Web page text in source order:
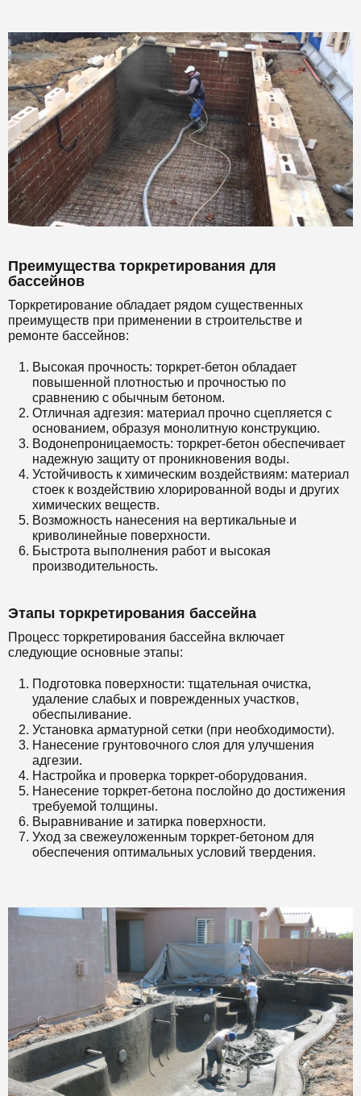
Преимущества торкретирования для
бассейнов
Торкретирование обладает рядом существенных
преимуществ при применении в строительстве и
ремонте бассейнов:
Высокая прочность: торкрет-бетон обладает
повышенной плотностью и прочностью по
сравнению с обычным бетоном.
Отличная адгезия: материал прочно сцепляется с
основанием, образуя монолитную конструкцию.
Водонепроницаемость: торкрет-бетон обеспечивает
надежную защиту от проникновения воды.
Устойчивость к химическим воздействиям: материал
стоек к воздействию хлорированной воды и других
химических веществ.
Возможность нанесения на вертикальные и
криволинейные поверхности.
Быстрота выполнения работ и высокая
производительность.
Этапы торкретирования бассейна
Процесс торкретирования бассейна включает
следующие основные этапы:
Подготовка поверхности: тщательная очистка,
удаление слабых и поврежденных участков,
обеспыливание.
Установка арматурной сетки (при необходимости).
Нанесение грунтовочного слоя для улучшения
адгезии.
Настройка и проверка торкрет-оборудования.
Нанесение торкрет-бетона послойно до достижения
требуемой толщины.
Выравнивание и затирка поверхности.
Уход за свежеуложенным торкрет-бетоном для
обеспечения оптимальных условий твердения.